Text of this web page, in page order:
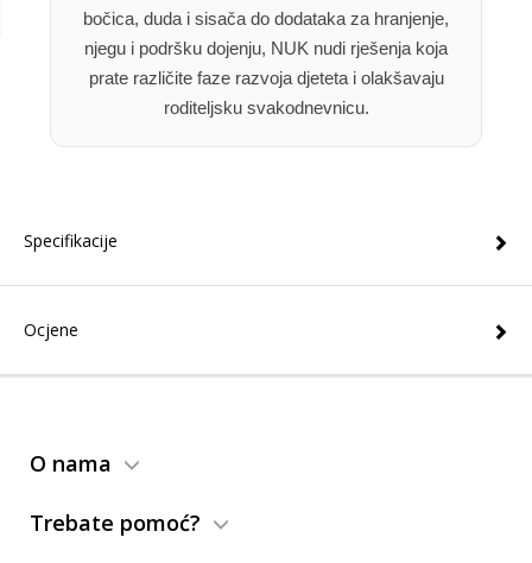
bočica, duda i sisača do dodataka za hranjenje,
njegu i podršku dojenju, NUK nudi rješenja koja
prate različite faze razvoja djeteta i olakšavaju
roditeljsku svakodnevnicu.
Specifikacije
Ocjene
O nama
Trebate pomoć?